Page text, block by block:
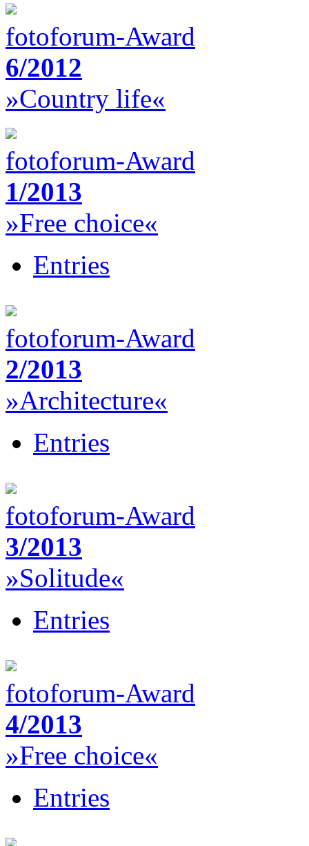
fotoforum-Award
6/2012
»Country life«
fotoforum-Award
1/2013
»Free choice«
Entries
fotoforum-Award
2/2013
»Architecture«
Entries
fotoforum-Award
3/2013
»Solitude«
Entries
fotoforum-Award
4/2013
»Free choice«
Entries